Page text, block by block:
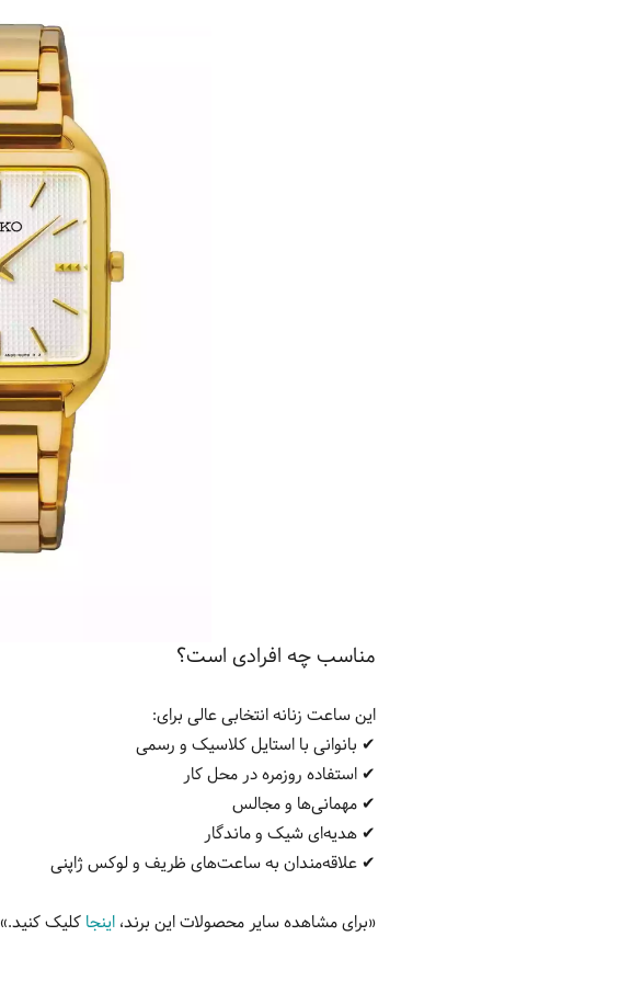
مناسب چه افرادی است؟
این ساعت زنانه انتخابی عالی برای:
✔ بانوانی با استایل کلاسیک و رسمی
✔ استفاده روزمره در محل کار
✔ مهمانی‌ها و مجالس
✔ هدیه‌ای شیک و ماندگار
✔ علاقه‌مندان به ساعت‌های ظریف و لوکس ژاپنی
«برای مشاهده سایر محصولات این برند، اینجا کلیک کنید.»